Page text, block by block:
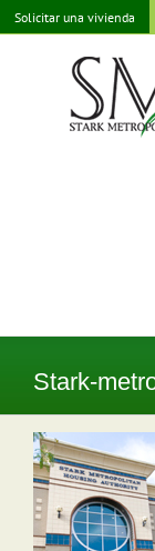
saltar
al
Solicitar una vivienda
Stark-